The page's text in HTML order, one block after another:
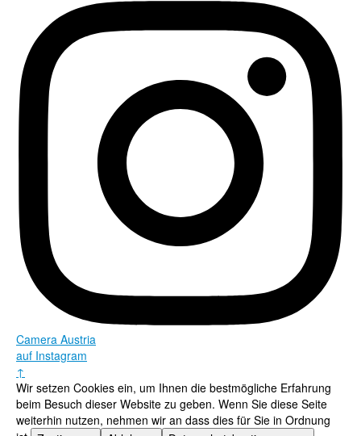
Camera Austria
auf Instagram
↑
Wir setzen Cookies ein, um Ihnen die bestmögliche Erfahrung
beim Besuch dieser Website zu geben. Wenn Sie diese Seite
weiterhin nutzen, nehmen wir an dass dies für Sie in Ordnung